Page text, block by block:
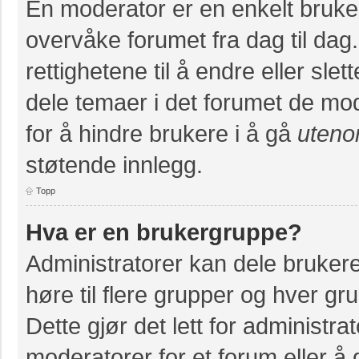
En moderator er en enkelt
overvåke forumet fra dag til
rettighetene til å endre eller
dele temaer i det forumet de
for å hindre brukere i å gå
støtende innlegg.
Topp
Hva er en brukergruppe?
Administratorer kan dele
høre til flere grupper og hver
Dette gjør det lett for